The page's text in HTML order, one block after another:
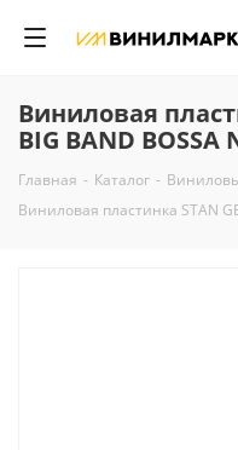
Виниловая
BIG BAND BOSSA
Главная - Каталог -
Виниловая пластинка STAN